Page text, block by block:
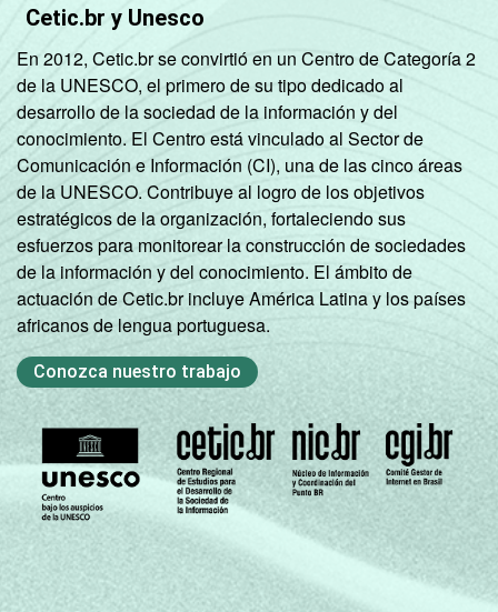
Cetic.br y Unesco
En 2012, Cetic.br se convirtió en un Centro de Categoría 2
de la UNESCO, el primero de su tipo dedicado al
desarrollo de la sociedad de la información y del
conocimiento. El Centro está vinculado al Sector de
Comunicación e Información (CI), una de las cinco áreas
de la UNESCO. Contribuye al logro de los objetivos
estratégicos de la organización, fortaleciendo sus
esfuerzos para monitorear la construcción de sociedades
de la información y del conocimiento. El ámbito de
actuación de Cetic.br incluye América Latina y los países
africanos de lengua portuguesa.
Conozca nuestro trabajo